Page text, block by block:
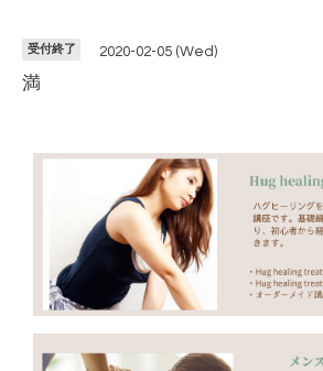
受付終了 2020-02-05 (Wed)
満